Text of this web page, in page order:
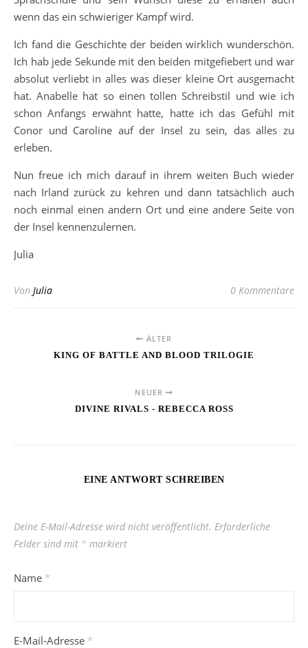
wenn das ein schwieriger Kampf wird.
Ich fand die Geschichte der beiden wirklich wunderschön.
Ich hab jede Sekunde mit den beiden mitgefiebert und war
absolut verliebt in alles was dieser kleine Ort ausgemacht
hat. Anabelle hat so einen tollen Schreibstil und wie ich
schon Anfangs erwähnt hatte, hatte ich das Gefühl mit
Conor und Caroline auf der Insel zu sein, das alles zu
erleben.
Nun freue ich mich darauf in ihrem weiten Buch wieder
nach Irland zurück zu kehren und dann tatsächlich auch
noch einmal einen andern Ort und eine andere Seite von
der Insel kennenzulernen.
Julia
Von Julia 0 Kommentare
ÄLTER
KING OF BATTLE AND BLOOD TRILOGIE
NEUER
DIVINE RIVALS - REBECCA ROSS
EINE ANTWORT SCHREIBEN
Deine E-Mail-Adresse wird nicht veröffentlicht. Erforderliche
Felder sind mit * markiert
Name *
E-Mail-Adresse *